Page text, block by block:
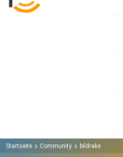
Startseite Community bildrake